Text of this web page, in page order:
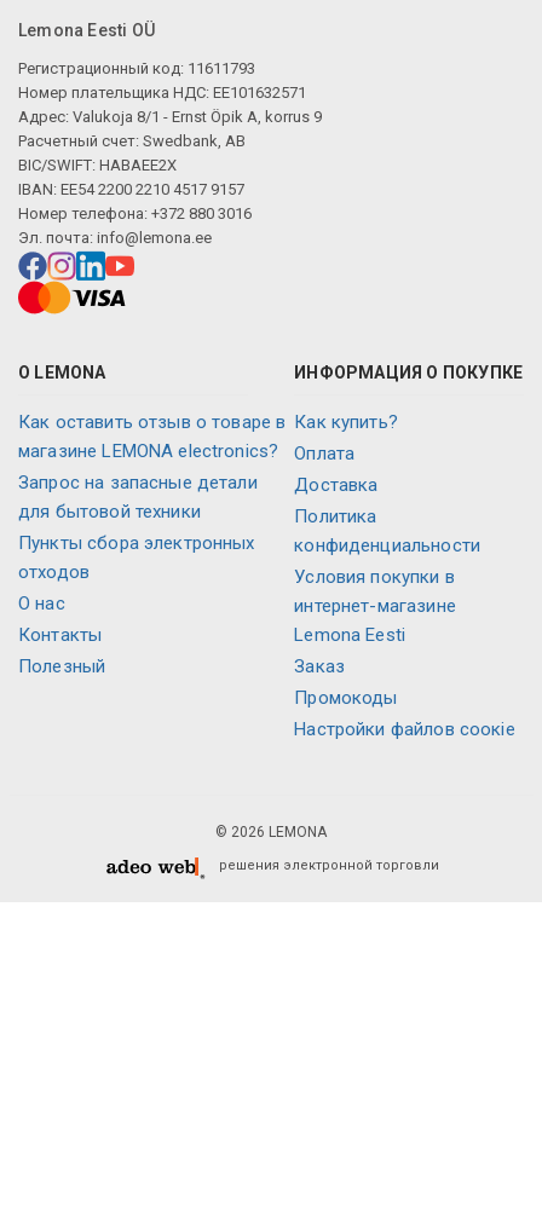
Lemona Eesti OÜ
Регистрационный код: 11611793
Номер плательщика НДС: EE101632571
Адрес: Valukoja 8/1 - Ernst Öpik A, korrus 9
Расчетный счет: Swedbank, AB
BIC/SWIFT: HABAEE2X
IBAN: EE54 2200 2210 4517 9157
Номер телефона: +372 880 3016
Эл. почта: info@lemona.ee
О LEMONA
Как оставить отзыв о товаре в
магазине LEMONA electronics?
Запрос на запасные детали
для бытовой техники
Пункты сбора электронных
отходов
О нас
Контакты
Полезный
ИНФОРМАЦИЯ О ПОКУПКЕ
Как купить?
Оплата
Доставка
Политика
конфиденциальности
Условия покупки в
интернет-магазине
Lemona Eesti
Заказ
Промокоды
Настройки файлов соокіе
© 2026 LEMONA
решения электронной торговли